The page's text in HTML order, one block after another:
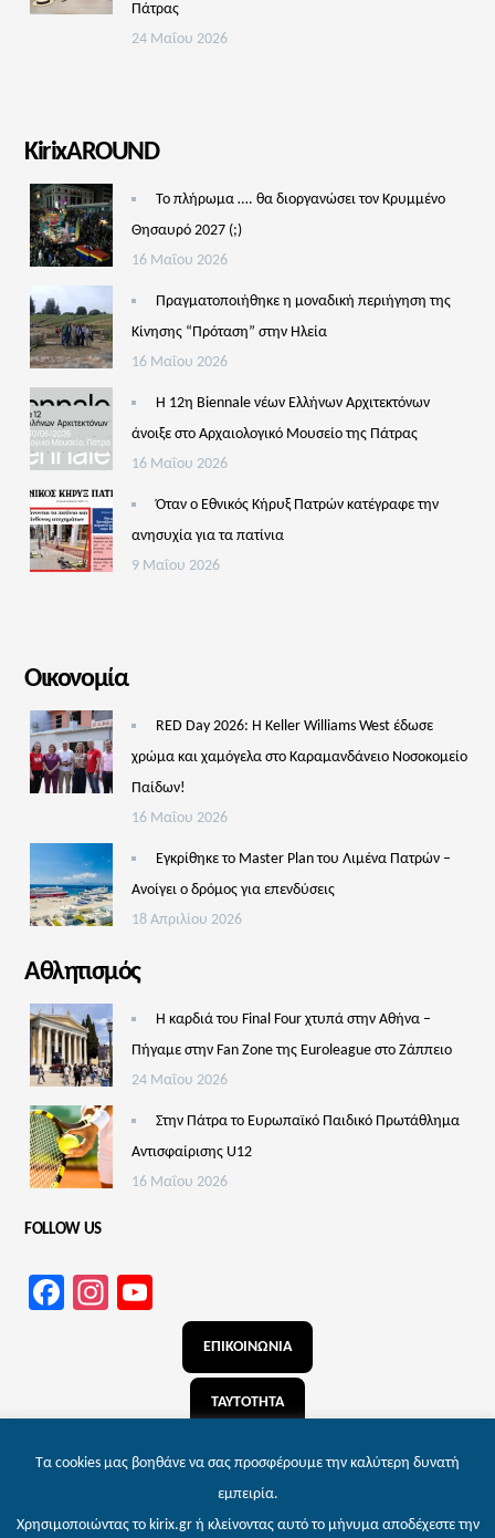
Πάτρας
24 Μαΐου 2026
KirixAROUND
Το πλήρωμα …. θα διοργανώσει τον Κρυμμένο
Θησαυρό 2027 (;)
16 Μαΐου 2026
Πραγματοποιήθηκε η μοναδική περιήγηση της
Κίνησης “Πρόταση” στην Ηλεία
16 Μαΐου 2026
Η 12η Biennale νέων Ελλήνων Αρχιτεκτόνων
άνοιξε στο Αρχαιολογικό Μουσείο της Πάτρας
16 Μαΐου 2026
Όταν ο Εθνικός Κήρυξ Πατρών κατέγραφε την
ανησυχία για τα πατίνια
9 Μαΐου 2026
Οικονομία
RED Day 2026: Η Keller Williams West έδωσε
χρώμα και χαμόγελα στο Καραμανδάνειο Νοσοκομείο
Παίδων!
16 Μαΐου 2026
Εγκρίθηκε το Master Plan του Λιμένα Πατρών –
Aνοίγει ο δρόμος για επενδύσεις
18 Απριλίου 2026
Αθλητισμός
Η καρδιά του Final Four χτυπά στην Αθήνα –
Πήγαμε στην Fan Zone της Euroleague στο Ζάππειο
24 Μαΐου 2026
Στην Πάτρα το Ευρωπαϊκό Παιδικό Πρωτάθλημα
Αντισφαίρισης U12
16 Μαΐου 2026
FOLLOW US
Facebook
Instagram
Channel
ΕΠΙΚΟΙΝΩΝΙΑ
ΤΑΥΤΟΤΗΤΑ
Τα cookies μας βοηθάνε να σας προσφέρουμε την καλύτερη δυνατή
εμπειρία.
Χρησιμοποιώντας το kirix.gr ή κλείνοντας αυτό το μήνυμα αποδέχεστε την